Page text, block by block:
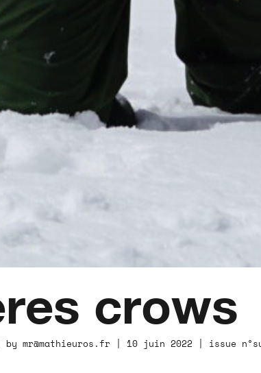
crows
mr@mathieuros.fr | 10 juin 2022 | issue